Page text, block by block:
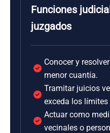
Funciones
juzgados
Conocer y
menor cuantía.
Tramitar juicios
exceda los límites
Actuar como
vecinales o